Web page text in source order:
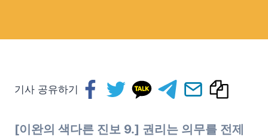
기사 공유하기
[이완의 색다른 진보 9.] 권리는 의무를 전제